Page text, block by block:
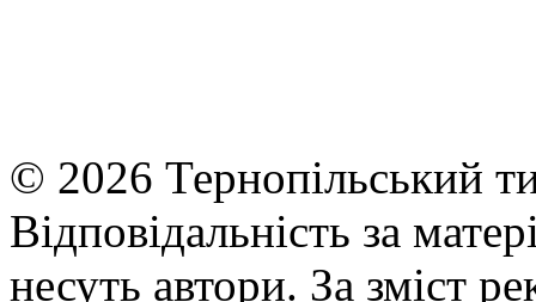
© 2026 Тернопільський
Відповідальність за
несуть автори. За зміст